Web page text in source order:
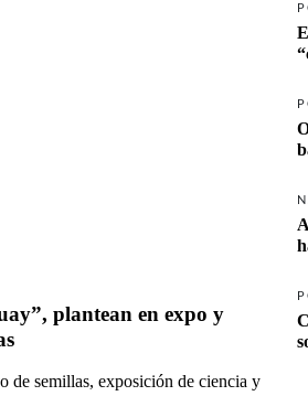
plantean en expo y
de semillas, exposición de ciencia y